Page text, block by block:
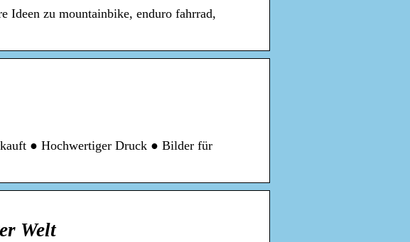
Ideen zu mountainbike, enduro fahrrad,
● Hochwertiger Druck ● Bilder für
Welt